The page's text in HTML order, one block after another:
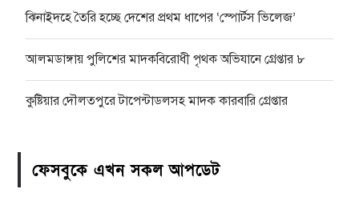
ঝিনাইদহে তৈরি হচ্ছে দেশের প্রথম ধাপের ‘স্পোর্টস ভিলেজ’
আলমডাঙ্গায় পুলিশের মাদকবিরোধী পৃথক অভিযানে গ্রেপ্তার ৮
কুষ্টিয়ার দৌলতপুরে টাপেন্টাডলসহ মাদক কারবারি গ্রেপ্তার
ফেসবুকে এখন সকল আপডেট